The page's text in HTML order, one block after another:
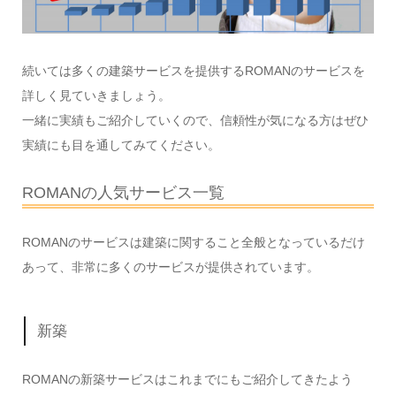
続いては多くの建築サービスを提供するROMANのサービスを
詳しく見ていきましょう。
一緒に実績もご紹介していくので、信頼性が気になる方はぜひ
実績にも目を通してみてください。
ROMANの人気サービス一覧
ROMANのサービスは建築に関すること全般となっているだけ
あって、非常に多くのサービスが提供されています。
新築
ROMANの新築サービスはこれまでにもご紹介してきたよう